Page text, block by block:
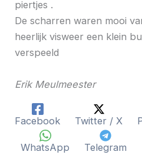
piertjes .
De scharren waren mooi
heerlijk visweer een klein
verspeeld
Erik Meulmeester
Facebook Twitter / X
WhatsApp Telegram